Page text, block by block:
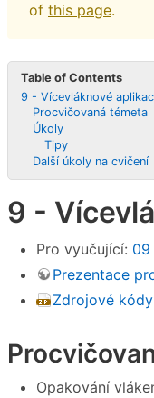
of this page.
Table of Contents
9 - Vícevláknové
Procvičovaná témeta
Úkoly
Tipy
Další úkoly na cvičení
9 -
Pro vyučující: 09
Prezentace
Zdrojové
Opakování